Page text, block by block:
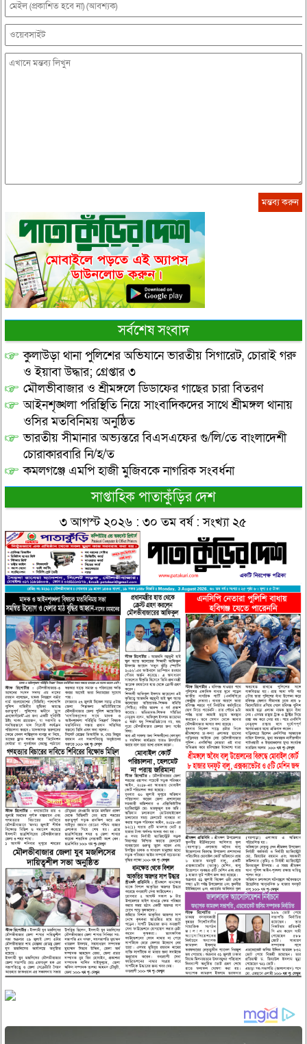
সর্বশেষ সংবাদ
কুলাউড়া থানা পুলিশের অভিযানে ভারতীয় সিগারেট, চোরাই গরু
ও ইয়াবা উদ্ধার; গ্রেপ্তার ৩
মৌলভীবাজার ও শ্রীমঙ্গলে ডিডাফের গাছের চারা বিতরণ
আইনশৃঙ্খলা পরিস্থিতি নিয়ে সাংবাদিকদের সাথে শ্রীমঙ্গল থানায়
ওসির মতবিনিময় অনুষ্ঠিত
ভারতীয় সীমানার অভ্যন্তরে বিএসএফের গু/লি/তে বাংলাদেশী
চোরাকারবারি নি/হ/ত
কমলগঞ্জে এমপি হাজী মুজিবকে নাগরিক সংবর্ধনা
সাপ্তাহিক পাতাকুঁড়ির দেশ
৩ আগস্ট ২০২৬ : ৩০ তম বর্ষ : সংখ্যা ২৫